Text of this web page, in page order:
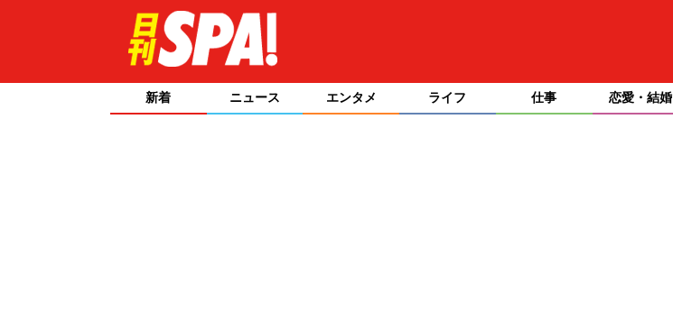
新着 ニュース エンタメ ライフ 仕事 恋愛・結婚